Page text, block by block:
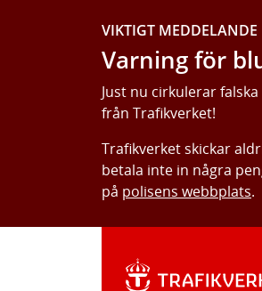
VIKTIGT MEDDELANDE
Varning för
Just nu cirkulerar
från Trafikverket!
Trafikverket skickar
betala inte in några
på polisens webbplats.